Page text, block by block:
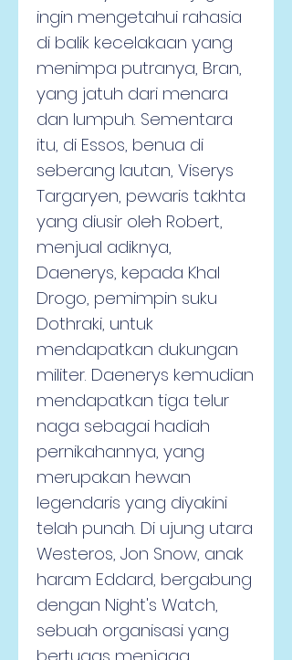
ingin mengetahui rahasia
di balik kecelakaan yang
menimpa putranya, Bran,
yang jatuh dari menara
dan lumpuh. Sementara
itu, di Essos, benua di
seberang lautan, Viserys
Targaryen, pewaris takhta
yang diusir oleh Robert,
menjual adiknya,
Daenerys, kepada Khal
Drogo, pemimpin suku
Dothraki, untuk
mendapatkan dukungan
militer. Daenerys kemudian
mendapatkan tiga telur
naga sebagai hadiah
pernikahannya, yang
merupakan hewan
legendaris yang diyakini
telah punah. Di ujung utara
Westeros, Jon Snow, anak
haram Eddard, bergabung
dengan Night's Watch,
sebuah organisasi yang